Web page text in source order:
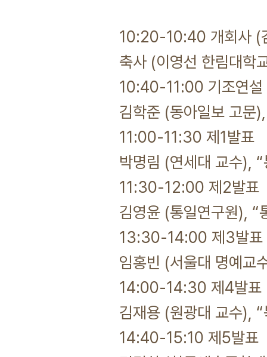
10:20-10:40 개회사 (
축사 (이영선 한림대학
10:40-11:00 기조연설
김학준 (동아일보 고문
11:00-11:30 제1발표
박명림 (연세대 교수),
11:30-12:00 제2발표
김영윤 (통일연구원), “
13:30-14:00 제3발표
임홍빈 (서울대 명예교
14:00-14:30 제4발표
김재용 (원광대 교수),
14:40-15:10 제5발표